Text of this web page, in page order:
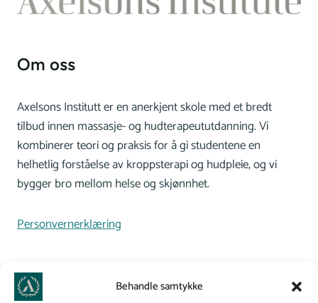
Behandle samtykke
Om oss
Axelsons Institutt er en anerkjent skole med et bredt
tilbud innen massasje- og hudterapeututdanning. Vi
kombinerer teori og praksis for å gi studentene en
helhetlig forståelse av kroppsterapi og hudpleie, og vi
bygger bro mellom helse og skjønnhet.
Personvernerklæring
Kontakt oss